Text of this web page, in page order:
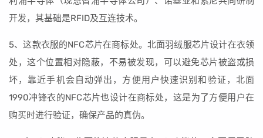
开发，其基础是RFID及互连技术。
5、这款衣服的NFC芯片在商标处。北面羽绒服芯片设计在衣领
处，这个位置相对隐蔽，不易被发现，可以避免芯片被盗或损
坏，靠近手机会自动弹出，方便用户快速识别和验证，北面
1990冲锋衣的NFC芯片也设计在商标处，这是为了方便用户在
购买时进行验证，确保产品的真伪。